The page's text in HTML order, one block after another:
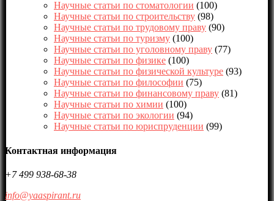
Научные статьи по стоматологии (100)
Научные статьи по строительству (98)
Научные статьи по трудовому праву (90)
Научные статьи по туризму (100)
Научные статьи по уголовному праву (77)
Научные статьи по физике (100)
Научные статьи по физической культуре (93)
Научные статьи по философии (75)
Научные статьи по финансовому праву (81)
Научные статьи по химии (100)
Научные статьи по экологии (94)
Научные статьи по юриспруденции (99)
Контактная информация
+7 499 938-68-38
info@yaaspirant.ru